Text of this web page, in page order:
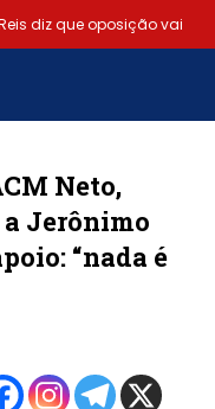
diz que oposição vai
estratégia para vencer
| Último dia:
regularizar situação
título termina hoje
Samuel Júnior luta em prol
de contabilidade
de Lauro de Freitas
Neto,
Jerônimo
“nada é